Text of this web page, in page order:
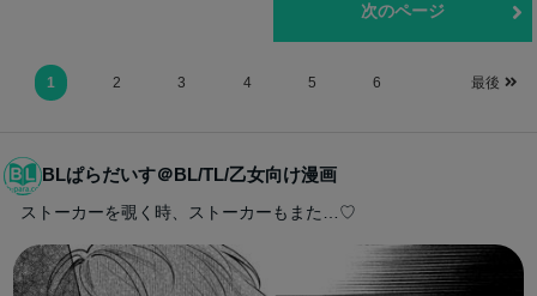
次のページ
1 2 3 4 5 6 最後
BLぱらだいす＠BL/TL/乙女向け漫画
ストーカーを覗く時、ストーカーもまた…♡